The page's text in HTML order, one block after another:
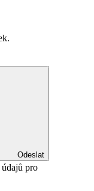
Odeslat
pro